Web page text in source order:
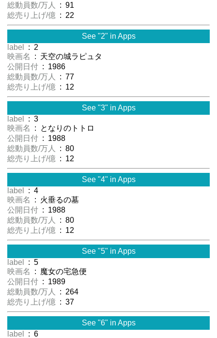
総動員数/万人
: 91
総売り上げ/億 : 22
See "2" in Apps
label
: 2
映画名
: 天空の城ラピュタ
公開日付 : 1986
総動員数/万人
: 77
総売り上げ/億 : 12
See "3" in Apps
label
: 3
映画名
: となりのトトロ
公開日付 : 1988
総動員数/万人
: 80
総売り上げ/億 : 12
See "4" in Apps
label
: 4
映画名
: 火垂るの墓
公開日付 : 1988
総動員数/万人
: 80
総売り上げ/億 : 12
See "5" in Apps
label
: 5
映画名
: 魔女の宅急便
公開日付 : 1989
総動員数/万人
: 264
総売り上げ/億 : 37
See "6" in Apps
label
: 6